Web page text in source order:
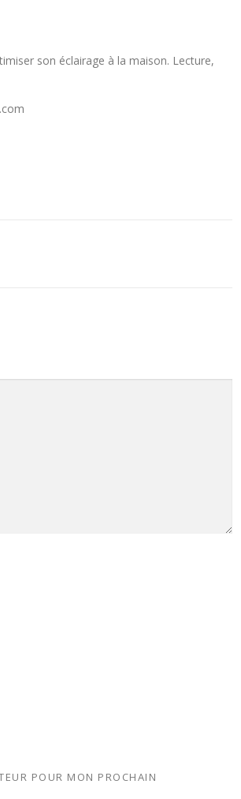
son éclairage à la maison. Lecture,
POUR MON PROCHAIN